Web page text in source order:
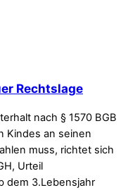
Rechtslage
nach § 1570 BGB
Kindes an seinen
muss, richtet sich
Urteil
dem 3.Lebensjahr